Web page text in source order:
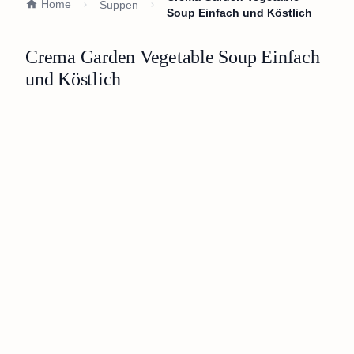
Home Suppen
Soup Einfach und Köstlich
Crema Garden Vegetable Soup Einfach
und Köstlich